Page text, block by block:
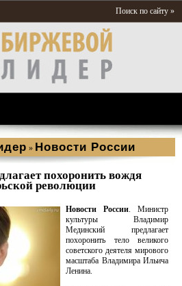
Поиск по сайту »
» Новости России
похоронить вождя
революции
Новости России. Министр
культуры Владимир
Мединский предлагает
похоронить тело великого
советского деятеля мирового
масштаба Владимира Ильича
Ленина.